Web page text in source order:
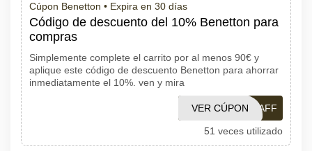
Cúpon Benetton • Expira en 30 días
Código de descuento del 10% Benetton para
compras
Simplemente complete el carrito por al menos 90€ y
aplique este código de descuento Benetton para ahorrar
inmediatamente el 10%. ven y mira
OFF10AFF
VER CÚPON
51 veces utilizado